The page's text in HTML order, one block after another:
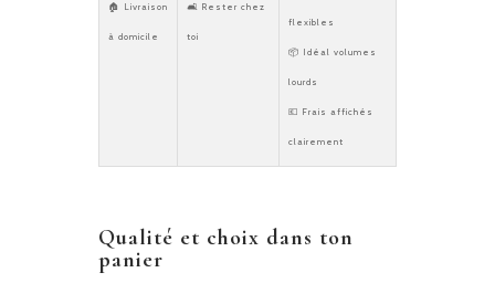
🏠 Livraison
à domicile
🛋️ Rester chez
toi
flexibles
📦 Idéal volumes
lourds
💶 Frais affichés
clairement
Qualité et choix dans ton
panier